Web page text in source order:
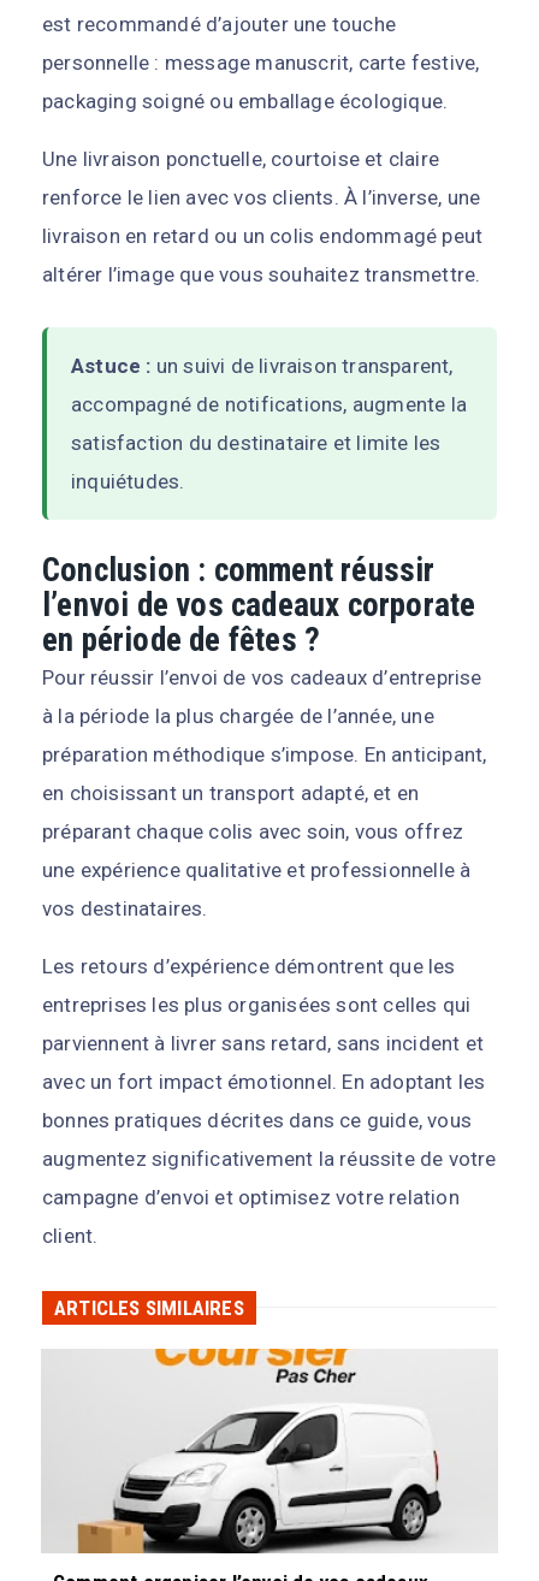
est recommandé d’ajouter une touche
personnelle : message manuscrit, carte festive,
packaging soigné ou emballage écologique.
Une livraison ponctuelle, courtoise et claire
renforce le lien avec vos clients. À l’inverse, une
livraison en retard ou un colis endommagé peut
altérer l’image que vous souhaitez transmettre.
Astuce : un suivi de livraison transparent,
accompagné de notifications, augmente la
satisfaction du destinataire et limite les
inquiétudes.
Conclusion : comment réussir
l’envoi de vos cadeaux corporate
en période de fêtes ?
Pour réussir l’envoi de vos cadeaux d’entreprise
à la période la plus chargée de l’année, une
préparation méthodique s’impose. En anticipant,
en choisissant un transport adapté, et en
préparant chaque colis avec soin, vous offrez
une expérience qualitative et professionnelle à
vos destinataires.
Les retours d’expérience démontrent que les
entreprises les plus organisées sont celles qui
parviennent à livrer sans retard, sans incident et
avec un fort impact émotionnel. En adoptant les
bonnes pratiques décrites dans ce guide, vous
augmentez significativement la réussite de votre
campagne d’envoi et optimisez votre relation
client.
ARTICLES SIMILAIRES